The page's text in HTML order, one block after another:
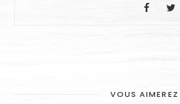
VOUS